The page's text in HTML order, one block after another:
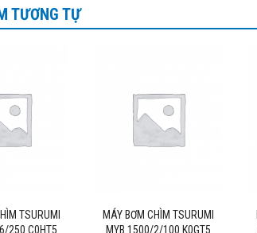
TƯƠNG TỰ
TSURUMI
250 C0HT5
MÁY BƠM CHÌM TSURUMI
MYB 1500/2/100 K0GT5